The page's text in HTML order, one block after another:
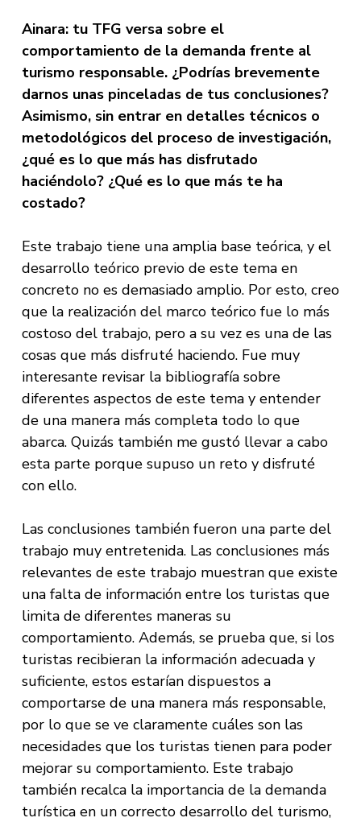
Ainara: tu TFG versa sobre el
comportamiento de la demanda frente al
turismo responsable. ¿Podrías brevemente
darnos unas pinceladas de tus conclusiones?
Asimismo, sin entrar en detalles técnicos o
metodológicos del proceso de investigación,
¿qué es lo que más has disfrutado
haciéndolo? ¿Qué es lo que más te ha
costado?
Este trabajo tiene una amplia base teórica, y el
desarrollo teórico previo de este tema en
concreto no es demasiado amplio. Por esto, creo
que la realización del marco teórico fue lo más
costoso del trabajo, pero a su vez es una de las
cosas que más disfruté haciendo. Fue muy
interesante revisar la bibliografía sobre
diferentes aspectos de este tema y entender
de una manera más completa todo lo que
abarca. Quizás también me gustó llevar a cabo
esta parte porque supuso un reto y disfruté
con ello.
Las conclusiones también fueron una parte del
trabajo muy entretenida. Las conclusiones más
relevantes de este trabajo muestran que existe
una falta de información entre los turistas que
limita de diferentes maneras su
comportamiento. Además, se prueba que, si los
turistas recibieran la información adecuada y
suficiente, estos estarían dispuestos a
comportarse de una manera más responsable,
por lo que se ve claramente cuáles son las
necesidades que los turistas tienen para poder
mejorar su comportamiento. Este trabajo
también recalca la importancia de la demanda
turística en un correcto desarrollo del turismo,